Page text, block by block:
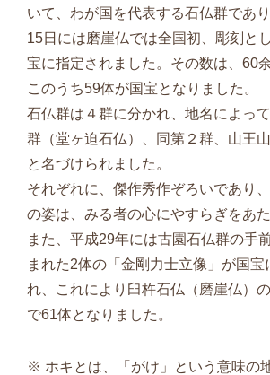
いて、わが国を代表する石仏群であ
15日には磨崖仏では全国初、彫刻と
宝に指定されました。その数は、60
このうち59体が国宝となりました。
石仏群は４群に分かれ、地名によっ
群（堂ヶ迫石仏）、同第２群、山王
と名づけられました。
それぞれに、傑作秀作ぞろいであり
の姿は、みる者の心にやすらぎをあ
また、平成29年には古園石仏群の手
まれた2体の「金剛力士立像」が国宝
れ、これにより臼杵石仏（磨崖仏）
で61体となりました。
※ ホキとは、「がけ」という意味の